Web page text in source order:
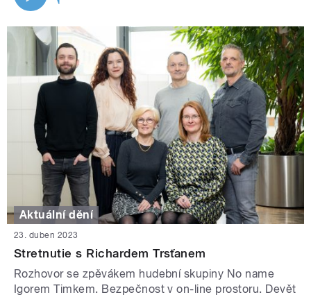
Aktuální dění
23. duben 2023
Stretnutie s Richardem Trsťanem
Rozhovor se zpěvákem hudební skupiny No name
Igorem Timkem. Bezpečnost v on-line prostoru. Devět